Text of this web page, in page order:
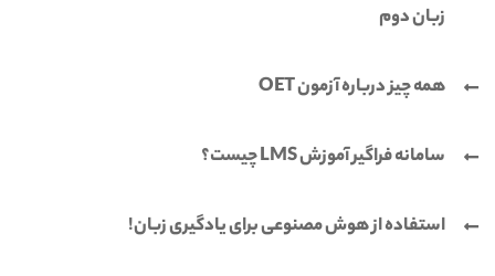
زبان دوم
همه چیز درباره آزمون OET
سامانه فراگیر آموزش LMS چیست؟
استفاده از هوش مصنوعی برای یادگیری زبان!